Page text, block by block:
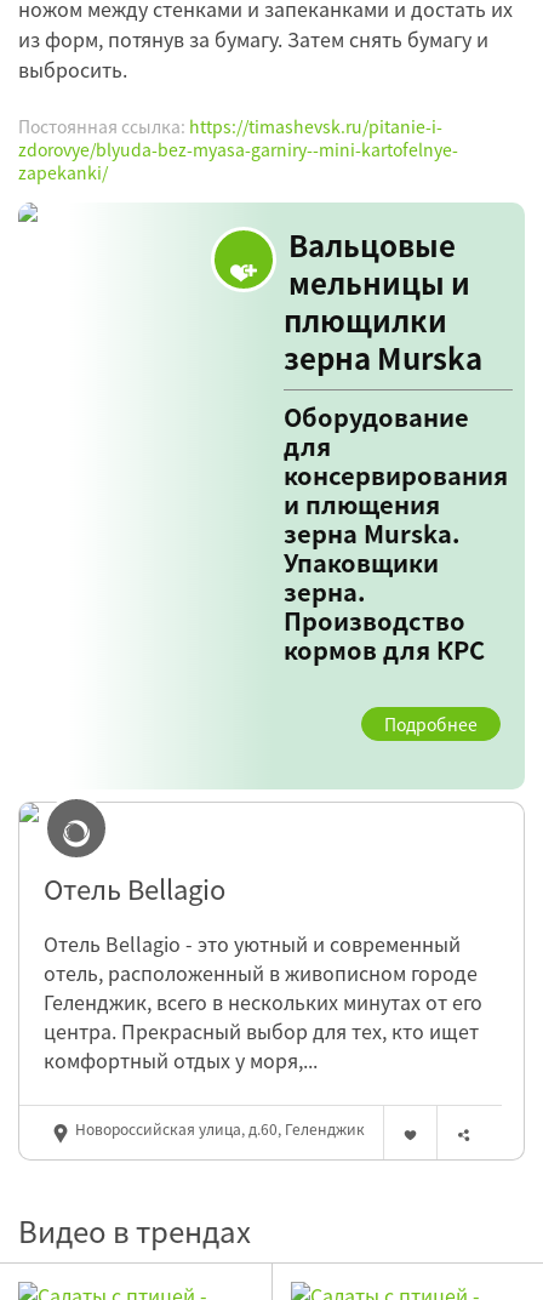
ножом между стенками и запеканками и достать их
из форм, потянув за бумагу. Затем снять бумагу и
выбросить.
Постоянная ссылка: https://timashevsk.ru/pitanie-i-
zdorovye/blyuda-bez-myasa-garniry--mini-kartofelnye-
zapekanki/
Вальцовые
мельницы и
плющилки
зерна Murska
Оборудование
для
консервирования
и плющения
зерна Murska.
Упаковщики
зерна.
Производство
кормов для КРС
Подробнее
Отель Bellagio
Отель Bellagio - это уютный и современный
отель, расположенный в живописном городе
Геленджик, всего в нескольких минутах от его
центра. Прекрасный выбор для тех, кто ищет
комфортный отдых у моря,...
Новороссийская улица, д.60, Геленджик
Видео в трендах